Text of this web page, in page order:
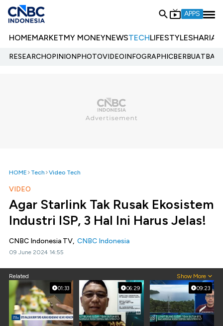
APPS
HOMEMARKETMY MONEYNEWSTECHLIFESTYLESHARIA
RESEARCHOPINIONPHOTOVIDEOINFOGRAPHIC
HOME Tech Video Tech
VIDEO
Agar Starlink Tak Rusak Ekosistem
Industri ISP, 3 Hal Ini Harus Jelas!
CNBC Indonesia TV, CNBC Indonesia
09 June 2024 14:55
Related Show More
01:33 06:29 09:23